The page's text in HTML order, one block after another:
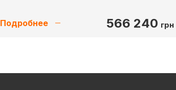
Подробнее 566 240 грн